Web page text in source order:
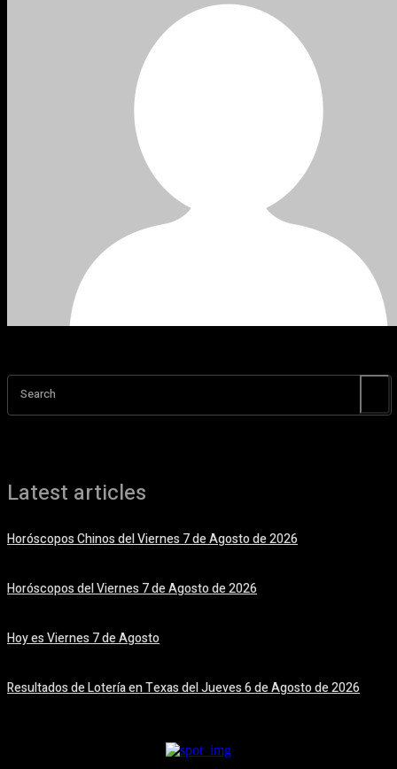
Search
Latest articles
Horóscopos Chinos del Viernes 7 de Agosto de 2026
Horóscopos del Viernes 7 de Agosto de 2026
Hoy es Viernes 7 de Agosto
Resultados de Lotería en Texas del Jueves 6 de Agosto de 2026